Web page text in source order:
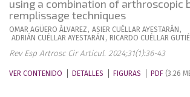
using a combination of arthroscopic
remplissage techniques
OMAR AGÜERO ÁLVAREZ , ASIER CUÉLLAR AYESTARÁN ,
ADRIÁN CUÉLLAR AYESTARÁN , RICARDO CUÉLLAR
Rev Esp Artrosc Cir Articul. 2024;31(1):36-43
VER CONTENIDO DETALLES FIGURAS PDF (3.26